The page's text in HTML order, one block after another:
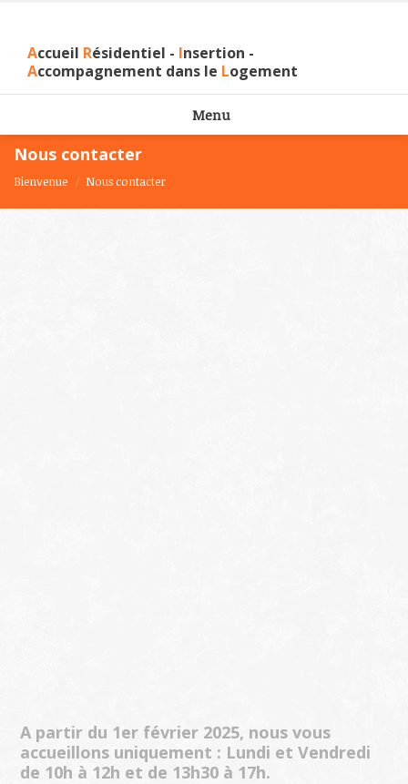
Accueil Résidentiel - Insertion -
Accompagnement dans le Logement
Menu
Nous contacter
Vous êtes ici :
Bienvenue Nous contacter
A partir du 1er février 2025, nous vous
accueillons uniquement : Lundi et Vendredi
de 10h à 12h et de 13h30 à 17h.